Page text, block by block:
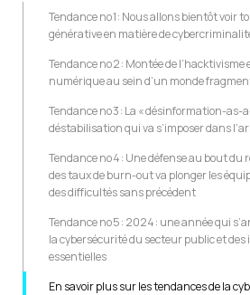
Tendance no 1 : Nous allons bientôt voir
générative en matière de
Tendance no 2 : Montée de l’hacktivisme
numérique au sein d’un monde
Tendance no 3 : La « désinformation-as-
déstabilisation qui va s’imposer dans
Tendance no 4 : Une défense au bout du
des taux de burn-out va plonger les
des difficultés sans précédent
Tendance no 5 : 2024 : une année qui
la cybersécurité du secteur public et
essentielles
En savoir plus sur les tendances de la